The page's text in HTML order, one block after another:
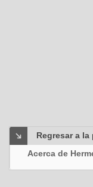
Regresar a
Acerca de